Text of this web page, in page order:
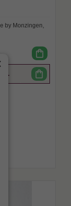
by Monzingen,
shopping_bag
kr. shopping_bag